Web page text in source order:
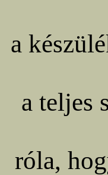
a
a teljes
róla,